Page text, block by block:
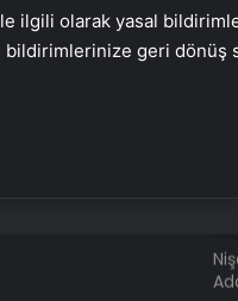
ilgili olarak yasal
geri dönüş